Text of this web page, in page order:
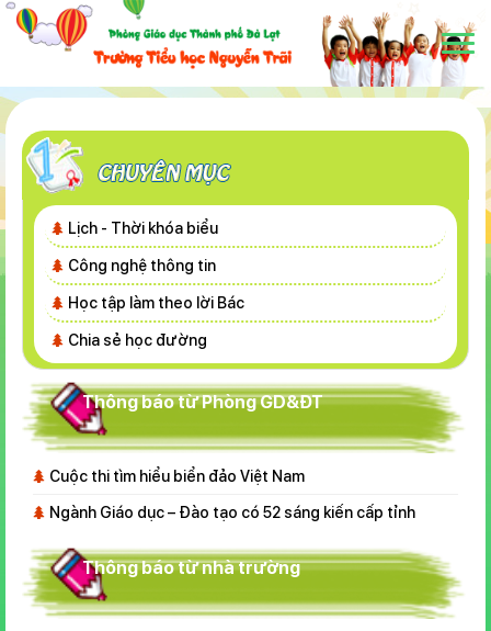
Lịch - Thời khóa biểu
Công nghệ thông tin
Học tập làm theo lời Bác
Chia sẻ học đường
Thông báo từ Phòng GD&ĐT
Cuộc thi tìm hiểu biển đảo Việt Nam
Ngành Giáo dục – Đào tạo có 52 sáng kiến cấp tỉnh
Thông báo từ nhà trường